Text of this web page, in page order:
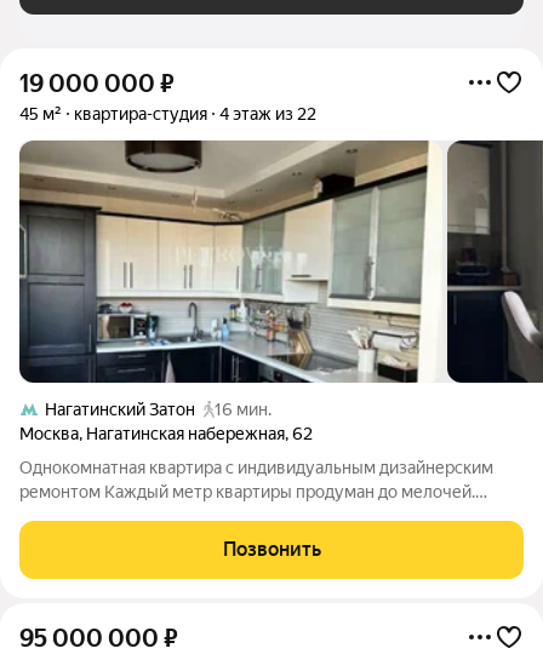
19 000 000 ₽
45 м² квартира-студия 4 этаж из 22
Нагатинский Затон
16 мин.
Москва, Нагатинская набережная,62
Однокомнатная квартира с индивидуальным дизайнерским
ремонтом Каждый метр квартиры продуман до мелочей.
Квартира в состоянии - заходи, живи! Абсолютно все ( мебель,
техника, вплоть до текстиля,
Позвонить
95 000 000 ₽